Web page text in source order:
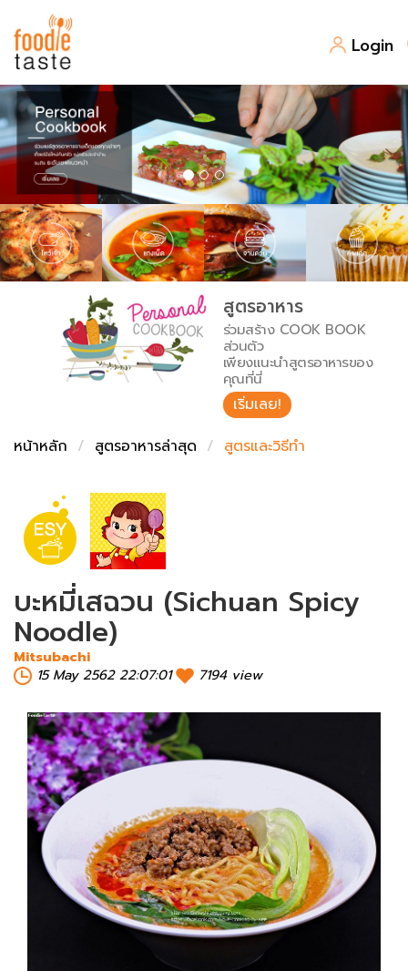
Login
สูตรอาหาร
สูตรอาหารล่าสุด
Top Foodie
พาไปชิม
สารพันก้นครัว
เคล็ดลับน่ารู้
เปรียบเทียบหน่วยการตวง
เปรียบเทียบอุณหภูมิ
เปรียบเทียบน้ำหนักวัตถุดิบ
FoodPedia
สร้าง Cookbook
สูตรอาหาร
ร่วมสร้าง COOK BOOK
ส่วนตัว
เพียงแนะนำสูตรอาหารของ
คุณที่นี่
เริ่มเลย!
หน้าหลัก
สูตรอาหารล่าสุด สูตรและวิธีทำ
บะหมี่เสฉวน (Sichuan Spicy
Noodle)
Mitsubachi
15 May 2562 22:07:01
7194 view